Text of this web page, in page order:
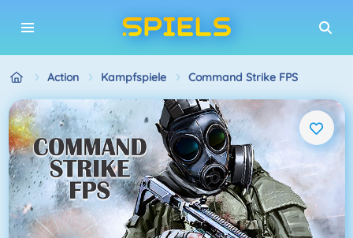
Action Kampfspiele Command Strike FPS